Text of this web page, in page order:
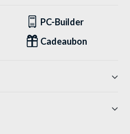
PC-Builder
Cadeaubon